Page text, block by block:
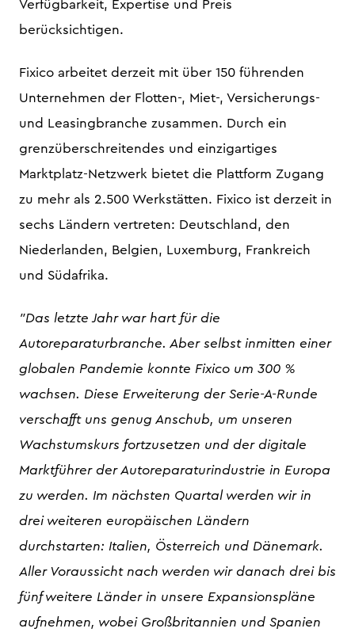
Verfügbarkeit, Expertise und Preis
berücksichtigen.
Fixico arbeitet derzeit mit über 150 führenden
Unternehmen der Flotten-, Miet-, Versicherungs-
und Leasingbranche zusammen. Durch ein
grenzüberschreitendes und einzigartiges
Marktplatz-Netzwerk bietet die Plattform Zugang
zu mehr als 2.500 Werkstätten. Fixico ist derzeit in
sechs Ländern vertreten: Deutschland, den
Niederlanden, Belgien, Luxemburg, Frankreich
und Südafrika.
"Das letzte Jahr war hart für die
Autoreparaturbranche. Aber selbst inmitten einer
globalen Pandemie konnte Fixico um 300 %
wachsen. Diese Erweiterung der Serie-A-Runde
verschafft uns genug Anschub, um unseren
Wachstumskurs fortzusetzen und der digitale
Marktführer der Autoreparaturindustrie in Europa
zu werden. Im nächsten Quartal werden wir in
drei weiteren europäischen Ländern
durchstarten: Italien, Österreich und Dänemark.
Aller Voraussicht nach werden wir danach drei bis
fünf weitere Länder in unsere Expansionspläne
aufnehmen, wobei Großbritannien und Spanien